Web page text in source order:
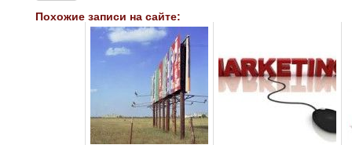
Похожие записи на сайте: